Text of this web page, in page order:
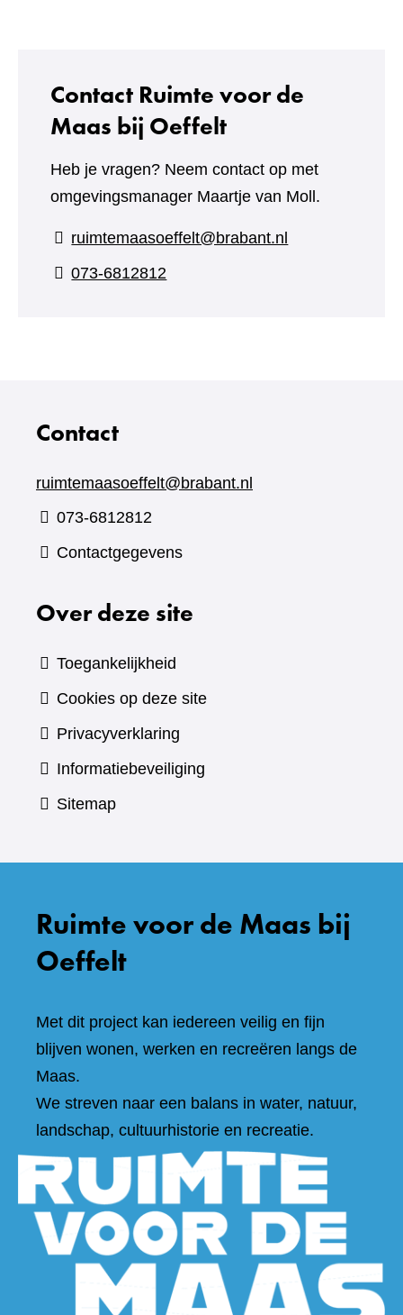
Contact Ruimte voor de
Maas bij Oeffelt
Heb je vragen? Neem contact op met
omgevingsmanager Maartje van Moll.
ruimtemaasoeffelt@brabant.nl
073-6812812
Contact
ruimtemaasoeffelt@brabant.nl
073-6812812
Contactgegevens
Over deze site
Toegankelijkheid
Cookies op deze site
Privacyverklaring
Informatiebeveiliging
Sitemap
Ruimte voor de Maas bij
Oeffelt
Met dit project kan iedereen veilig en fijn
blijven wonen, werken en recreëren langs de
Maas.
We streven naar een balans in water, natuur,
landschap, cultuurhistorie en recreatie.